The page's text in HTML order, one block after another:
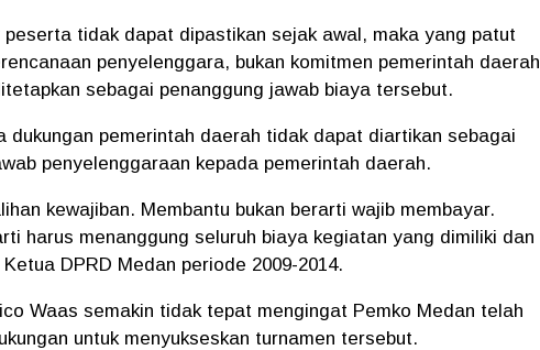
peserta tidak dapat dipastikan sejak awal, maka yang patut
penyelenggara, bukan komitmen pemerintah daerah
sebagai penanggung jawab biaya tersebut.
dukungan pemerintah daerah tidak dapat diartikan sebagai
penyelenggaraan kepada pemerintah daerah.
kewajiban. Membantu bukan berarti wajib membayar.
harus menanggung seluruh biaya kegiatan yang dimiliki dan
DPRD Medan periode 2009-2014.
Waas semakin tidak tepat mengingat Pemko Medan telah
untuk menyukseskan turnamen tersebut.